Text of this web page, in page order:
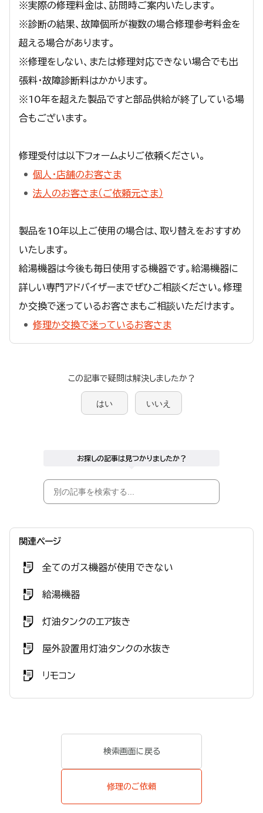
※実際の修理料金は、訪問時ご案内いたします。
※診断の結果、故障個所が複数の場合修理参考料金を
超える場合があります。
※修理をしない、または修理対応できない場合でも出
張料・故障診断料はかかります。
※10年を超えた製品ですと部品供給が終了している場
合もございます。
修理受付は以下フォームよりご依頼ください。
個人・店舗のお客さま
法人のお客さま（ご依頼元さま）
製品を10年以上ご使用の場合は、取り替えをおすすめ
いたします。
給湯機器は今後も毎日使用する機器です。給湯機器に
詳しい専門アドバイザーまでぜひご相談ください。修理
か交換で迷っているお客さまもご相談いただけます。
修理か交換で迷っているお客さま
この記事で疑問は解決しましたか？
はい いいえ
お探しの記事は見つかりましたか？
関連ページ
全てのガス機器が使用できない
給湯機器
灯油タンクのエア抜き
屋外設置用灯油タンクの水抜き
リモコン
検索画面に戻る
修理のご依頼